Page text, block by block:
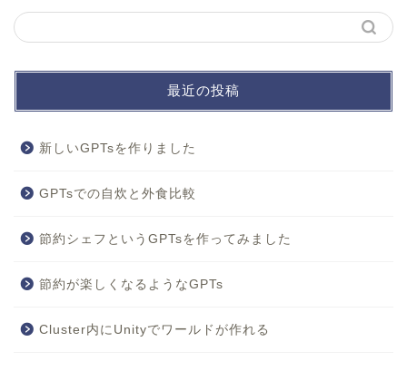
最近の投稿
新しいGPTsを作りました
GPTsでの自炊と外食比較
節約シェフというGPTsを作ってみました
節約が楽しくなるようなGPTs
Cluster内にUnityでワールドが作れる